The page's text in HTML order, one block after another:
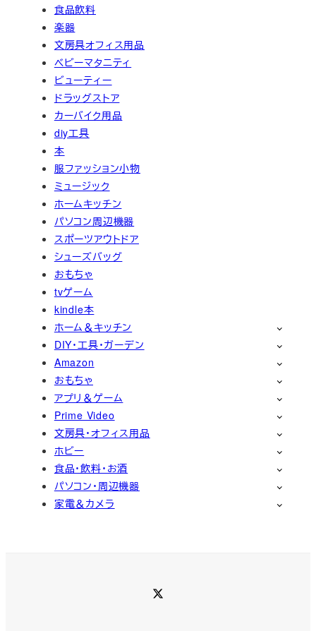
食品飲料
楽器
文房具オフィス用品
ベビーマタニティ
ビューティー
ドラッグストア
カーバイク用品
diy工具
本
服ファッション小物
ミュージック
ホームキッチン
パソコン周辺機器
スポーツアウトドア
シューズバッグ
おもちゃ
tvゲーム
kindle本
ホーム＆キッチン
DIY・工具・ガーデン
Amazon
おもちゃ
アプリ＆ゲーム
Prime Video
文房具・オフィス用品
ホビー
食品・飲料・お酒
パソコン・周辺機器
家電＆カメラ